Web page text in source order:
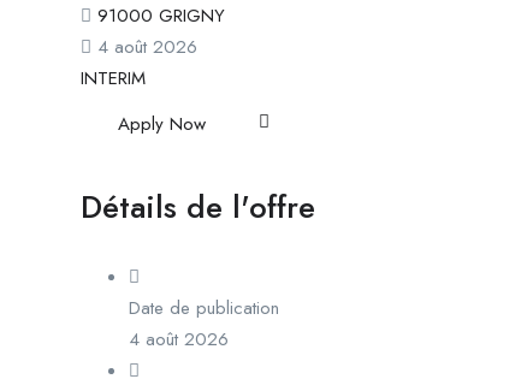
91000 GRIGNY
4 août 2026
INTERIM
Apply Now
Détails de l'offre
Date de publication
4 août 2026